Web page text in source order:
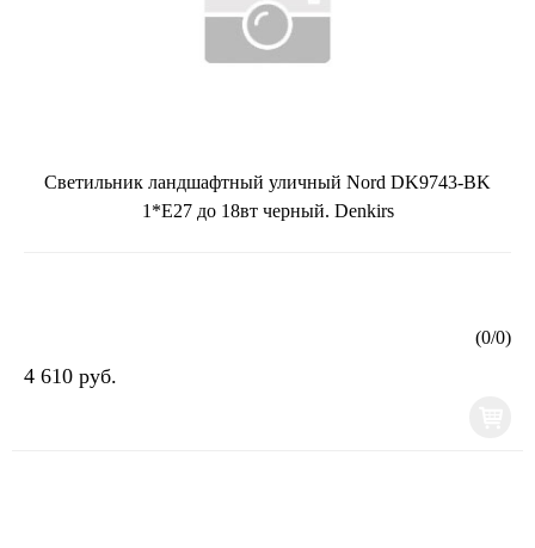
Светильник ландшафтный уличный Nord DK9743-BK
1*E27 до 18вт черный. Denkirs
(0/0)
4 610 руб.